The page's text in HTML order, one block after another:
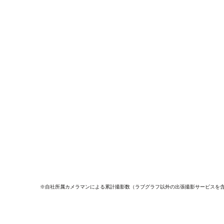
※自社所属カメラマンによる累計撮影数（ラブグラフ以外の出張撮影サービスを